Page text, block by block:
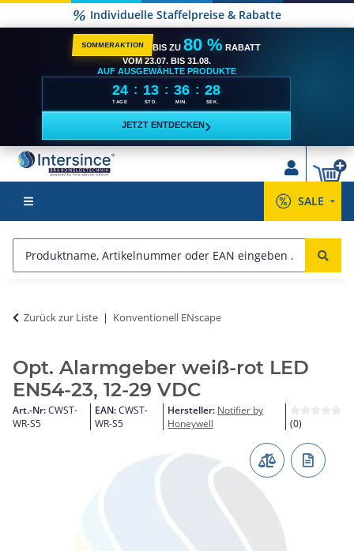
Individuelle Staffelpreise & Rabatte
SOMMERAKTION BIS ZU 80 % RABATT
VOM 23.07. BIS 31.08.
AUF AUSGEWÄHLTE PRODUKTE
24
TAGE
: 13
STD.
: 36
MIN.
: 27
SEK.
JETZT ENTDECKEN ›
SALE
Zurück zur Liste Konventionell ENscape
Opt. Alarmgeber weiß-rot LED
EN54-23, 12-29 VDC
Art.-Nr: CWST-
WR-S5
EAN: CWST-
WR-S5
Hersteller: Notifier by
Honeywell
(0)